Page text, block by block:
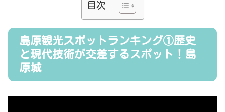
目次
島原観光スポットランキング①歴史
と現代技術が交差するスポット！島
原城